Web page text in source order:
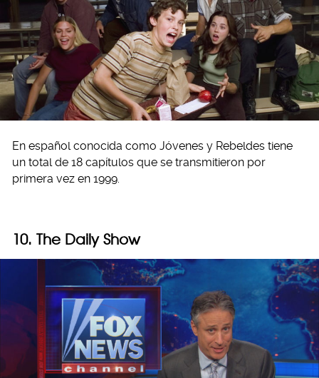
En español conocida como Jóvenes y Rebeldes tiene
un total de 18 capítulos que se transmitieron por
primera vez en 1999.
10. The Daily Show